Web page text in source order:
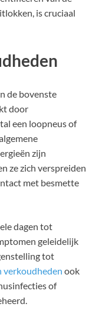
is cruciaal
de bovenste
door
een loopneus of
zijn
ze zich verspreiden
met besmette
dagen tot
geleidelijk
tot
verkoudheden ook
of